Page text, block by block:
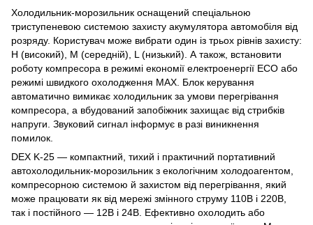
Холодильник-морозильник оснащений спеціальною
триступеневою системою захисту акумулятора автомобіля від
розряду. Користувач може вибрати один із трьох рівнів захисту:
H (високий), М (середній), L (низький). А також, встановити
роботу компресора в режимі економії електроенергії ECO або
режимі швидкого охолодження MAX. Блок керування
автоматично вимикає холодильник за умови перегрівання
компресора, а вбудований запобіжник захищає від стрибків
напруги. Звуковий сигнал інформує в разі виникнення
помилок.
DEX K-25 — компактний, тихий і практичний портативний
автохолодильник-морозильник з екологічним холодоагентом,
компресорною системою й захистом від перегрівання, який
може працювати як від мережі змінного струму 110В і 220В,
так і постійного — 12В і 24В. Ефективно охолодить або